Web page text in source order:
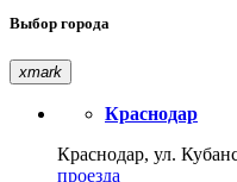
Выбор города
xmark
Краснодар
Краснодар, ул.
проезда